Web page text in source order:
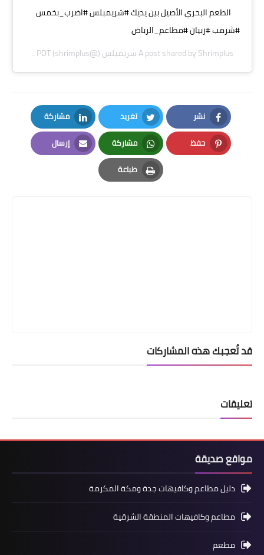
الطعم البحري الأصيل بين يديك #شريمبلس #اضرب_بخمس
#شرمب #ربيان #مطاعم_الرياض
A post shared byShrimplus شريمبلس (@shrimplus) on
Aug 20, 2019 at 7:03am PDT
نشر
Facebook
تغريد
Twitter
مشاركة
LinkedIn
حفظ
Pinterest
مشاركة
Whatsapp
إرسال
Email
طباعة
Print
قد تُعجبك هذه المشاركات
تعليقات
مواقع صديقة
دليل مطاعم وكافيهات جدة ومكة المكرمة
مطاعم وكافيهات المنطقة الشرقية
مطعم